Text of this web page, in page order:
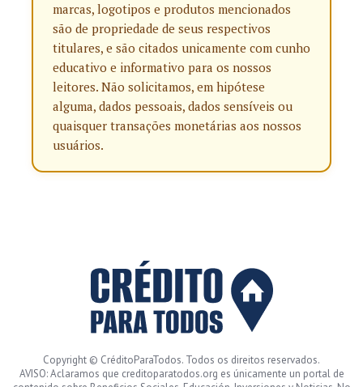
marcas, logotipos e produtos mencionados
são de propriedade de seus respectivos
titulares, e são citados unicamente com cunho
educativo e informativo para os nossos
leitores. Não solicitamos, em hipótese
alguma, dados pessoais, dados sensíveis ou
quaisquer transações monetárias aos nossos
usuários.
Copyright © CréditoParaTodos. Todos os direitos reservados.
AVISO: Aclaramos que creditoparatodos.org es únicamente un portal de